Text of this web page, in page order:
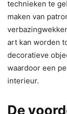
technieken te
maken van
art kan worden
decoratieve
waardoor een
interieur.
De